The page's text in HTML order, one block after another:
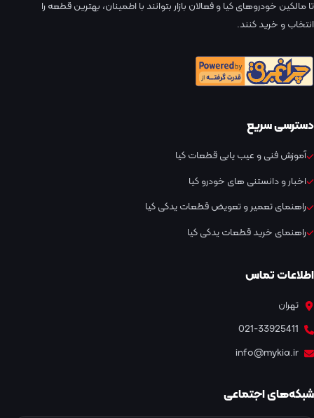
تا مالکین خودروهای کیا و فعالان بازار بتوانند با اطمینان، بهترین قطعه را
انتخاب و خرید کنند.
دسترسی سریع
آموزش فنی و عیب یابی قطعات کیا
اخبار و دانستنی های خودرو کیا
راهنمای تعمیر و تعویض قطعات یدکی کیا
راهنمای خرید قطعات یدکی کیا
اطلاعات تماس
تهران
021-33925411
info@mykia.ir
شبکه‌های اجتماعی